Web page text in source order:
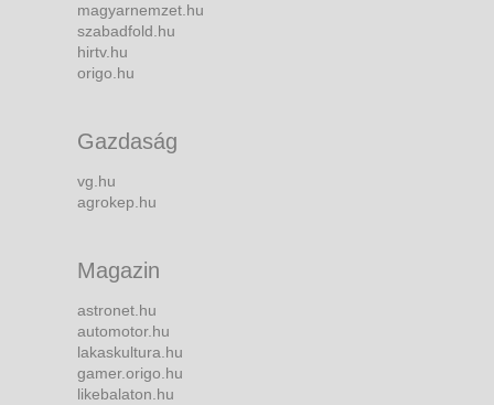
magyarnemzet.hu
szabadfold.hu
hirtv.hu
origo.hu
Gazdaság
vg.hu
agrokep.hu
Magazin
astronet.hu
automotor.hu
lakaskultura.hu
gamer.origo.hu
likebalaton.hu